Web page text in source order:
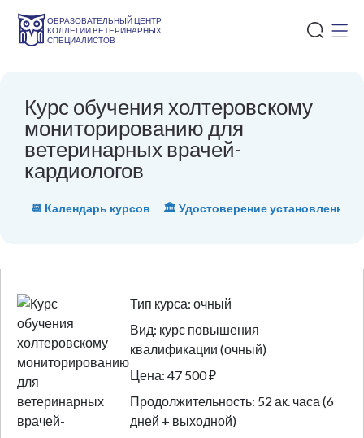
ОБРАЗОВАТЕЛЬНЫЙ ЦЕНТР
КОЛЛЕГИИ ВЕТЕРИНАРНЫХ
СПЕЦИАЛИСТОВ
Курс обучения холтеровскому
мониторированию для
ветеринарных врачей-
кардиологов
📆 Календарь курсов 🏛 Удостоверение
Тип курса: очный
Вид: курс повышения
квалификации (очный)
Цена: 47 500 ₽
Продолжительность: 52 ак. часа (6
дней + выходной)